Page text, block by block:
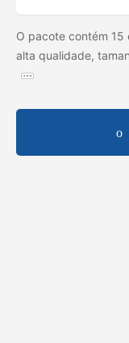
O pacote contém
alta qualidade,